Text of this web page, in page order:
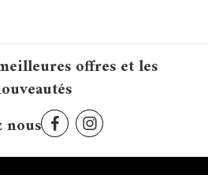
offres et les
nous